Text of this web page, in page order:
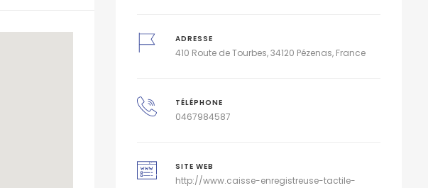
ADRESSE
410 Route de Tourbes, 34120 Pézenas, France
TÉLÉPHONE
0467984587
SITE WEB
http://www.caisse-enregistreuse-tactile-